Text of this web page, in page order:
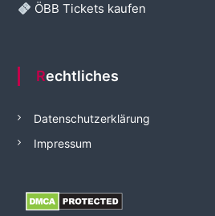
ÖBB Tickets kaufen
Rechtliches
Datenschutzerklärung
Impressum